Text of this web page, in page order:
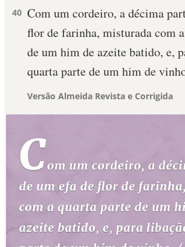
40 Com um cordeiro, a décima
flor de farinha, misturada com
de um him de azeite batido, e,
quarta parte de um him de
Versão Almeida Revista e Corrigida